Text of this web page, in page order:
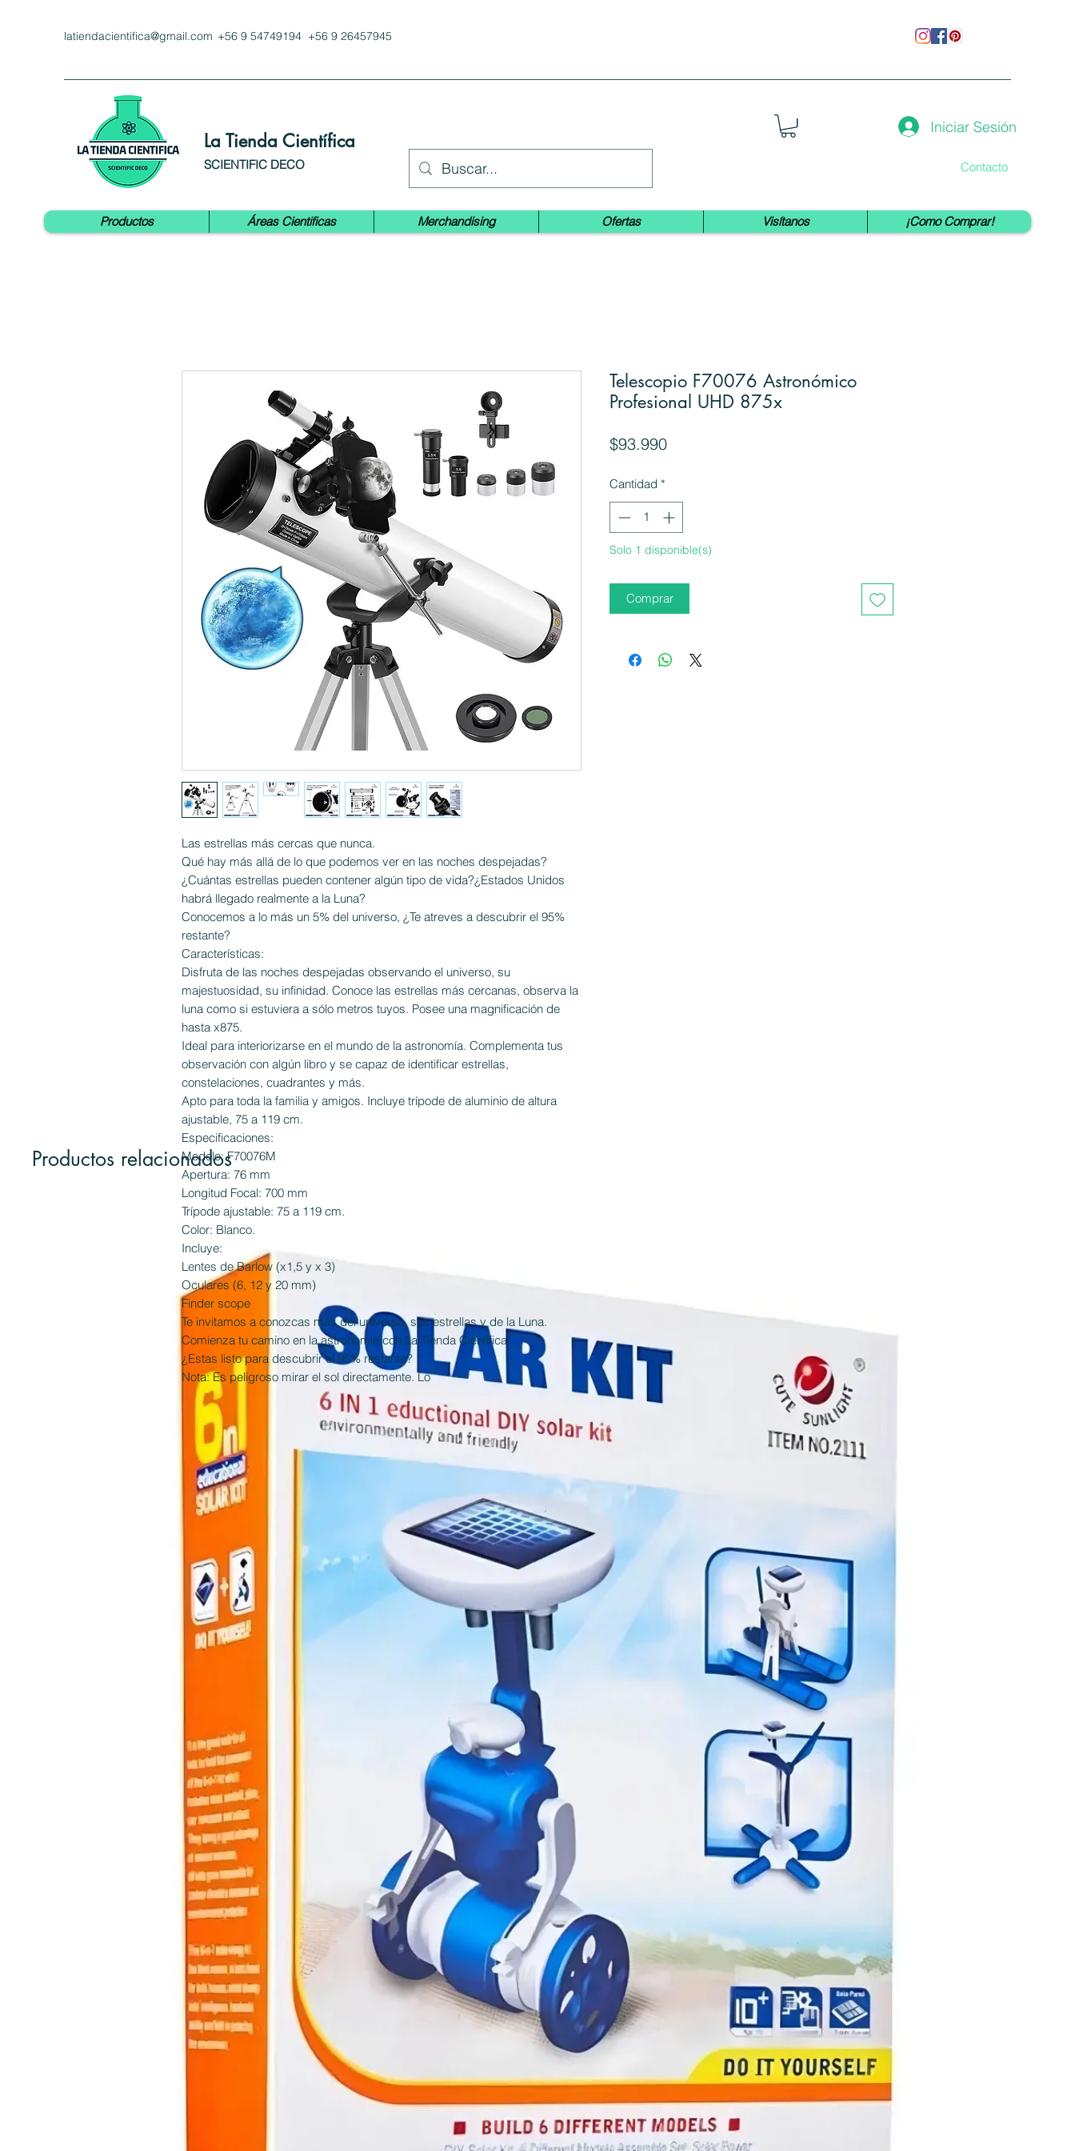
latiendacientifica@gmail.com +56 9 54749194 +56 9 26457945
La Tienda Científica
SCIENTIFIC DECO
Iniciar Sesión
Contacto
Productos Áreas Cientificas Merchandising Ofertas Visítanos ¡Como Comprar!
Productos relacionados
Las estrellas más cercas que nunca.
Qué hay más allá de lo que podemos ver en las noches despejadas?
¿Cuántas estrellas pueden contener algún tipo de vida?¿Estados Unidos
habrá llegado realmente a la Luna?
Conocemos a lo más un 5% del universo, ¿Te atreves a descubrir el 95%
restante?
Características:
Disfruta de las noches despejadas observando el universo, su
majestuosidad, su infinidad. Conoce las estrellas más cercanas, observa la
luna como si estuviera a sólo metros tuyos. Posee una magnificación de
hasta x875.
Ideal para interiorizarse en el mundo de la astronomía. Complementa tus
observación con algún libro y se capaz de identificar estrellas,
constelaciones, cuadrantes y más.
Apto para toda la familia y amigos. Incluye trípode de aluminio de altura
ajustable, 75 a 119 cm.
Especificaciones:
Modelo: F70076M
Apertura: 76 mm
Longitud Focal: 700 mm
Trípode ajustable: 75 a 119 cm.
Color: Blanco.
Incluye:
Lentes de Barlow (x1,5 y x 3)
Oculares (6, 12 y 20 mm)
Finder scope
Te invitamos a conozcas más del universo, sus estrellas y de la Luna.
Comienza tu camino en la astronomía con La Tienda Cientifica
¿Estas listo para descubrir el 95% restante?
Nota: Es peligroso mirar el sol directamente. Lo
Telescopio F70076 Astronómico
Profesional UHD 875x
$93.990Precio
Cantidad *
Solo 1 disponible(s)
Comprar